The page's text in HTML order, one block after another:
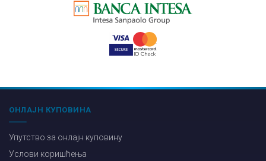
ОНЛАЈН КУПОВИНА
Упутство за онлајн куповину
Услови коришћења